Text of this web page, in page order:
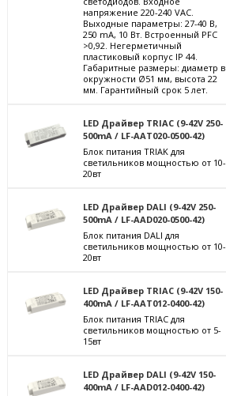
напряжение 220-240 VAC.
Выходные параметры: 27-40 В,
250 mА, 10 Вт. Встроенный PFC
>0,92. Негерметичный
пластиковый корпус IP 44.
Габаритные размеры: диаметр в
окружности Ø51 мм, высота 22
мм. Гарантийный срок 5 лет.
LED Драйвер TRIAC (9-42V 250-
500mA / LF-AAT020-0500-42)
Блок питания TRIAK для
светильников мощностью от 10-
20вт
LED Драйвер DALI (9-42V 250-
500mA / LF-AAD020-0500-42)
Блок питания DALI для
светильников мощностью от 10-
20вт
LED Драйвер TRIAC (9-42V 150-
400mA / LF-AAT012-0400-42)
Блок питания TRIAC для
светильников мощностью от 5-
15вт
LED Драйвер DALI (9-42V 150-
400mA / LF-AAD012-0400-42)